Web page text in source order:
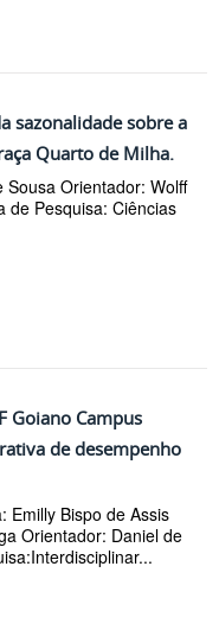
sazonalidade sobre a
Quarto de Milha.
Sousa Orientador: Wolff
de Pesquisa: Ciências
Goiano Campus
de desempenho
Emilly Bispo de Assis
Orientador: Daniel de